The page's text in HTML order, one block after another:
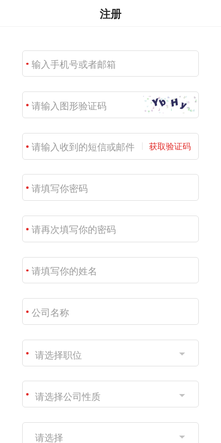
注册
获取验证码